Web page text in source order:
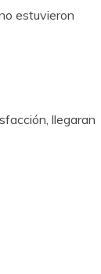
estuvieron
llegaran